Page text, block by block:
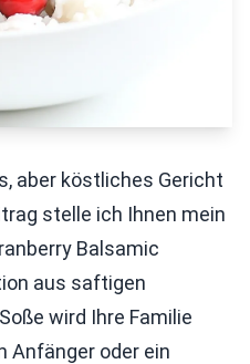
aber köstliches Gericht
stelle ich Ihnen mein
Balsamic
aus saftigen
wird Ihre Familie
Anfänger oder ein